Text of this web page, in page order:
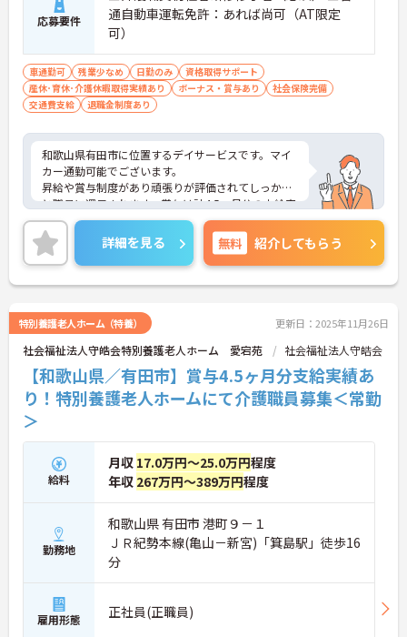
応募要件
通自動車運転免許：あれば尚可（AT限定
可）
車通勤可 残業少なめ 日勤のみ
資格取得サポート
産休･育休･介護休暇取得実績あり
ボーナス・賞与あり
社会保険完備
交通費支給
退職金制度あり
和歌山県有田市に位置するデイサービスです。マイ
カー通勤可能でございます。
昇給や賞与制度があり頑張りが評価されてしっかり
と職員に還元されます。賞与は計4.5ヶ月分の支給実
績と嬉しい高待遇です。
日勤のみで残業は月10時間程度ですので、勤務終了
後の予定も立てやすいです。
ご興味のある方には、面接対策ポイントなど、さら
に詳細をお話しいたしますのでお気軽にご相談くだ
詳細を見る 無料 紹介してもらう
特別養護老人ホーム（特養） 更新日：2025年11月26日
社会福祉法人守皓会特別養護老人ホーム 愛宕苑 社会福祉法人守皓会
【和歌山県／有田市】賞与4.5ヶ月分支給実績あ
り！特別養護老人ホームにて介護職員募集＜常勤
＞
給料
月収 17.0万円～25.0万円程度
年収 267万円～389万円程度
勤務地
和歌山県 有田市 港町９－１
ＪＲ紀勢本線(亀山－新宮)「箕島駅」徒歩16
分
雇用形態 正社員(正職員)